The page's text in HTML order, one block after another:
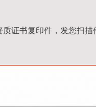
证书复印件，发您扫描